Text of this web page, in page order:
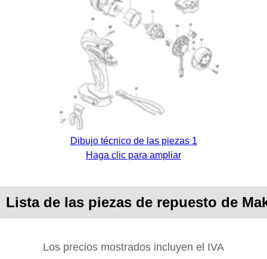
Dibujo técnico de las piezas 1
Haga clic para ampliar
Lista de las piezas de repuesto de
Los precios mostrados incluyen el IVA